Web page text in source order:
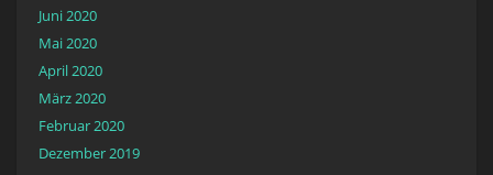
Juni 2020
Mai 2020
April 2020
März 2020
Februar 2020
Dezember 2019